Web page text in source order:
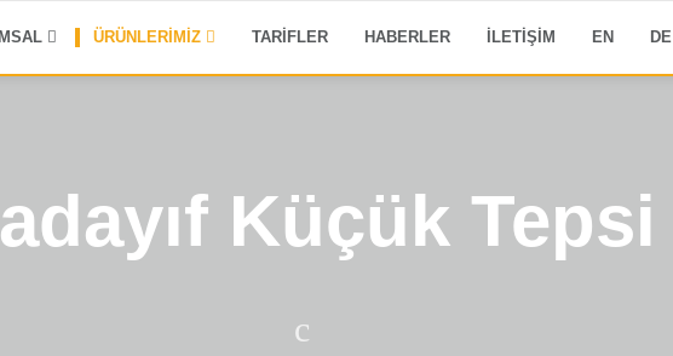
ÜRÜNLERIMIZ TARIFLER HABERLER İLETIŞIM EN DE
Küçük Tepsi